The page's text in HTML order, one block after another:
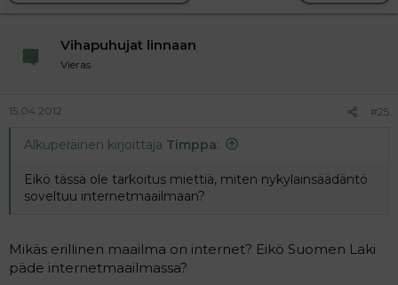
Vihapuhujat linnaan
Vieras
15.04.2012 #25
Alkuperäinen kirjoittaja Timppa:
Eikö tässä ole tarkoitus miettiä, miten nykylainsäädäntö
soveltuu internetmaailmaan?
Mikäs erillinen maailma on internet? Eikö Suomen Laki
päde internetmaailmassa?